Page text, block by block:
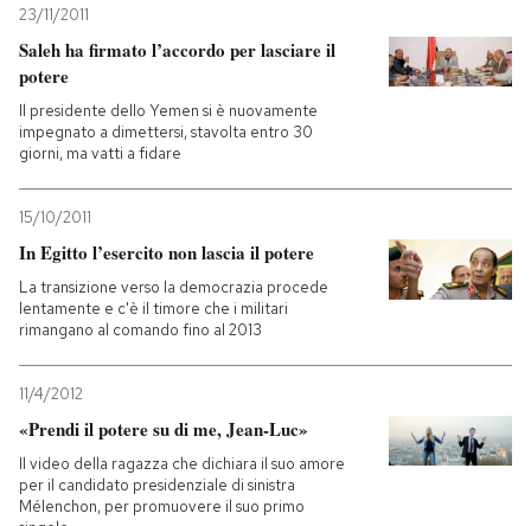
23/11/2011
Saleh ha firmato l’accordo per lasciare il
potere
Il presidente dello Yemen si è nuovamente
impegnato a dimettersi, stavolta entro 30
giorni, ma vatti a fidare
15/10/2011
In Egitto l’esercito non lascia il potere
La transizione verso la democrazia procede
lentamente e c'è il timore che i militari
rimangano al comando fino al 2013
11/4/2012
«Prendi il potere su di me, Jean-Luc»
Il video della ragazza che dichiara il suo amore
per il candidato presidenziale di sinistra
Mélenchon, per promuovere il suo primo